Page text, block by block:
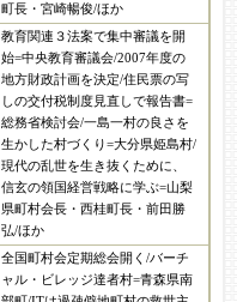
町長・宮崎暢俊/ほか
教育関連３法案で集中審議を開
始=中央教育審議会/2007年度の
地方財政計画を決定/住民票の写
しの交付税制度見直しで報告書=
総務省検討会/一島一村の良さを
生かした村づくり=大分県姫島村/
現代の乱世を生き抜くために、
信玄の領国経営戦略に学ぶ=山梨
県町村会長・西桂町長・前田勝
弘/ほか
全国町村会定期総会開く/バーチ
ャル・ビレッジ達者村=青森県南